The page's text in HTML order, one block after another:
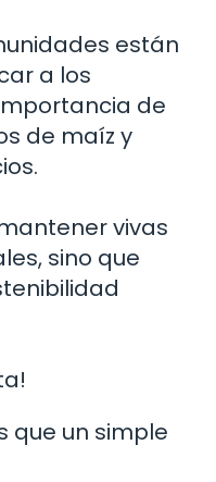
están
a los
de
de maíz y
vivas
sino que
que un simple